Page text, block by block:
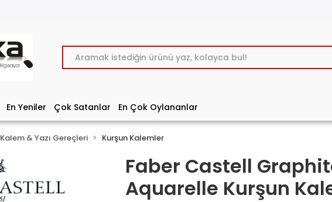
En Yeniler Çok Satanlar En Çok Oylananlar
Kalem & Yazı Gereçleri Kurşun Kalemler
Faber Castell
Aquarelle Kurşun